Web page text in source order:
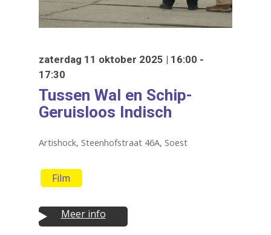
of ESC om te sluiten
zaterdag 11 oktober 2025 | 16:00 -
17:30
Tussen Wal en Schip-
Geruisloos Indisch
Artishock, Steenhofstraat 46A, Soest
Film
Meer info